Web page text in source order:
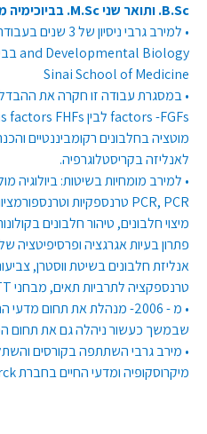
B.Sc. ותואר שני M.Sc. בביוכימיה מאוניברסיטת בר אילן.
Sinai School of Medicine
מוטציה בחלבונים רקומביננטיים
לאנליזה בקריסטלוגרפיה.
PCR, PCR טרנספקיות וטרנספורמציות, ביטוי חלבונים בחידקים,
מיצוי חלבונים, טיהור חלבונים
פתרון בעיות אגרגציה ופרסיפיטציה
אנליזת חלבונים בשיטת ווסטרן,
טרנספקציה לתרביות תאים, מבחני MTT לתרביות תאים ועוד.
• מ - 2006- מנהלת את תחום
שבמשך כעשור ניהלה גם את תחום
• מירב גרבי השתתפה בקורסים
מיקרוסקופיה ומדעי החיים בחברת Merck .